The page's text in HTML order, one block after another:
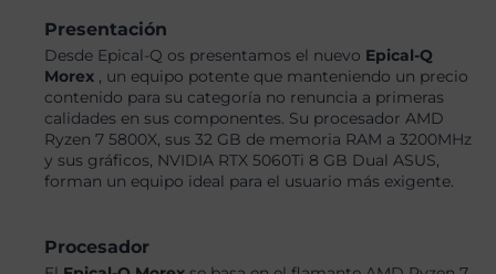
Presentación
Desde Epical-Q os presentamos el nuevo Epical-Q
Morex , un equipo potente que manteniendo un precio
contenido para su categoría no renuncia a primeras
calidades en sus componentes. Su procesador AMD
Ryzen 7 5800X, sus 32 GB de memoria RAM a 3200MHz
y sus gráficos, NVIDIA RTX 5060Ti 8 GB Dual ASUS,
forman un equipo ideal para el usuario más exigente.
Procesador